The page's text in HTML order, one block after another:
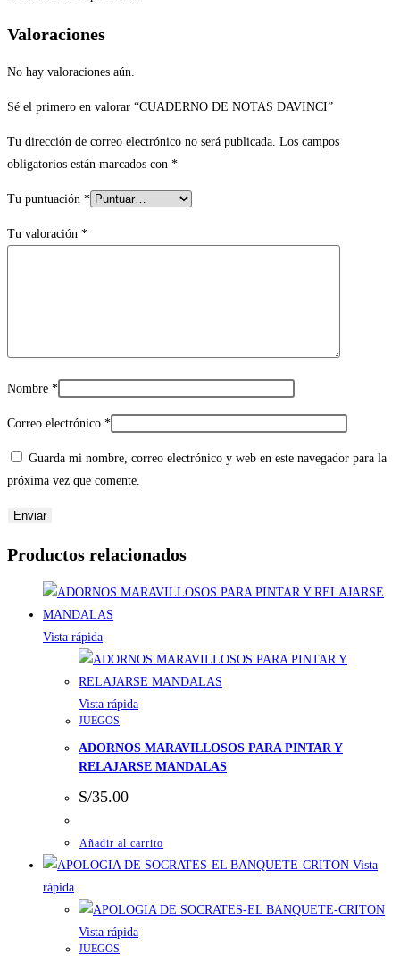
Valoraciones
No hay valoraciones aún.
Sé el primero en valorar “CUADERNO DE NOTAS DAVINCI”
Tu dirección de correo electrónico no será publicada. Los campos
obligatorios están marcados con *
Tu puntuación *
Tu valoración *
Nombre *
Correo electrónico *
Guarda mi nombre, correo electrónico y web en este navegador para la
próxima vez que comente.
Productos relacionados
Vista rápida
Vista rápida
JUEGOS
ADORNOS MARAVILLOSOS PARA PINTAR Y
RELAJARSE MANDALAS
S/35.00
Añadir al carrito
Vista
rápida
Vista rápida
JUEGOS